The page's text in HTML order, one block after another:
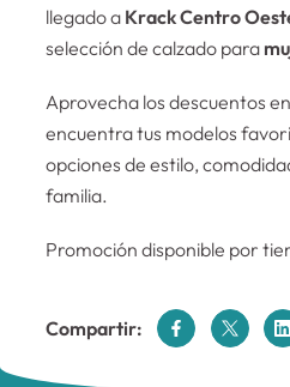
llegado a Krack Centro
selección de calzado para
Aprovecha los descuentos en
encuentra tus modelos
opciones de estilo,
familia.
Promoción disponible por
Compartir: